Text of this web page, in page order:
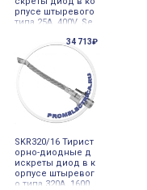
рпусе штыревого
типа 25A 400V, Se
34 713₽
SKR320/16 Тирист
орно-диодные д
искреты диод в к
орпусе штыревог
о типа 320A 1600